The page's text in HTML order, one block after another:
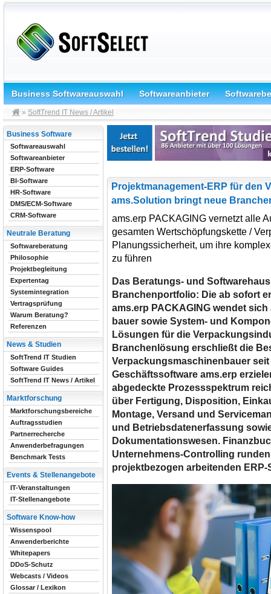
Business Softwareauswahl Softwareanbieter
» SoftTrend IT News / Artikel
Projektmanagement-ERP für den
ams.Solution bringt neue
ams.erp PACKAGING vernetzt alle
gesamten Wertschöpfungskette /
Planungssicherheit, um ihre
zu führen
Das Beratungs- und
Branchenportfolio: Die ab sofort
ams.erp PACKAGING wendet
bauer sowie System- und
Lö­sungen für die
Branchenlösung erschließt die
Verpackungsmaschinenbauer
Geschäftssoftware ams.erp
abgedeckte Prozessspektrum
über Fertigung, Disposition,
Montage, Versand und
und Betriebsdatenerfassung
Dokumentationswesen.
Unter­nehmens-Controlling
projektbezogen arbeiten­den ERP-
Business Software
Softwareauswahl
Softwareanbieter
ERP-Software
BI-Software
HR-Software
DMS/ECM-Software
CRM-Software
Neutrale Beratung
Softwareberatung
Philosophie
Projektbegleitung
Expertentag
Systemintegration
Vertragsprüfung
Warum Beratung?
Referenzen
News & Studien
SoftTrend IT Studien
Software Guides
SoftTrend IT News / Artikel
Marktforschung
Marktforschungsbereiche
Auftragsstudien
Partnerrecherche
Anwenderbefragungen
Benchmark Tests
Events & Stellenangebote
IT-Veranstaltungen
IT-Stellenangebote
Software Know-how
Wissenspool
Anwenderberichte
Whitepapers
DDoS-Schutz
Webcasts / Videos
Glossar / Lexikon